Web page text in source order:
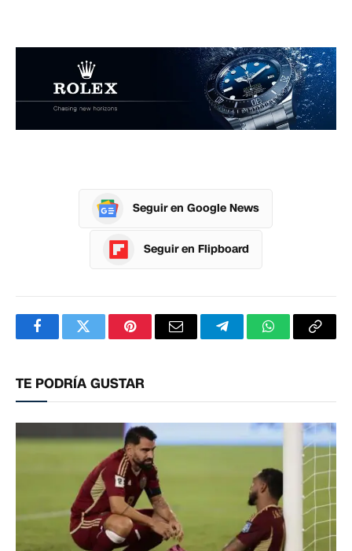
Seguir en Google News
Seguir en Flipboard
FacebookTwitterPinterestCorreoTelegramWhatsApp
TE PODRÍA GUSTAR